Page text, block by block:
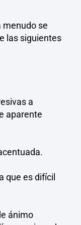
menudo se
las siguientes
a
aparente
que es difícil
ánimo